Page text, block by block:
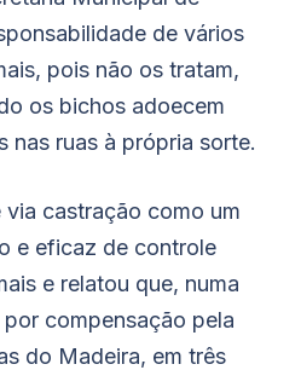
de vários
pois não os tratam,
os bichos adoecem
nas ruas à própria sorte.
castração como um
e eficaz de controle
e relatou que, numa
compensação pela
do Madeira, em três